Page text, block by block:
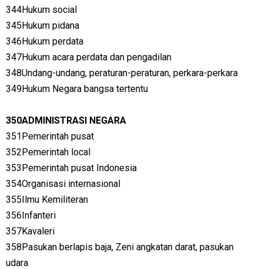
344Hukum social
345Hukum pidana
346Hukum perdata
347Hukum acara perdata dan pengadilan
348Undang-undang, peraturan-peraturan, perkara-perkara
349Hukum Negara bangsa tertentu
350ADMINISTRASI NEGARA
351Pemerintah pusat
352Pemerintah local
353Pemerintah pusat Indonesia
354Organisasi internasional
355Ilmu Kemiliteran
356Infanteri
357Kavaleri
358Pasukan berlapis baja, Zeni angkatan darat, pasukan
udara